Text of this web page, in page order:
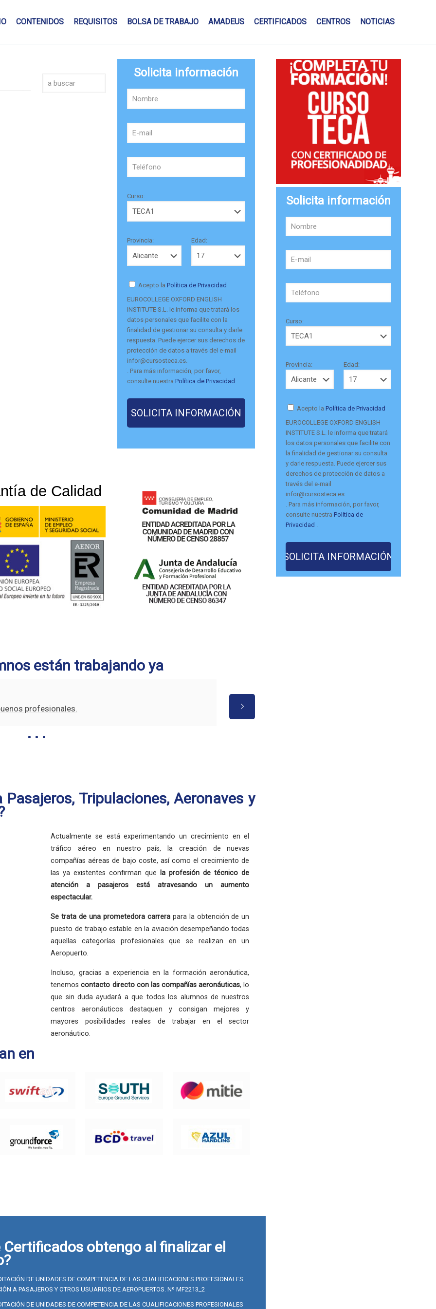
CONTENIDOS REQUISITOS BOLSA DE TRABAJO AMADEUS CERTIFICADOS CENTROS NOTICIAS
Solicita información
Curso:
Provincia: Edad:
Acepto la Política de Privacidad
EUROCOLLEGE OXFORD ENGLISH
INSTITUTE S.L. le informa que tratará los
datos personales que facilite con la
finalidad de gestionar su consulta y darle
respuesta. Puede ejercer sus derechos de
protección de datos a través del e-mail
infor@cursosteca.es.
. Para más información, por favor,
consulte nuestra Política de Privacidad .
de Calidad
están trabajando ya
profesionales.
Tripulaciones, Aeronaves y
Actualmente se está experimentando un crecimiento en el
tráfico aéreo en nuestro país, la creación de nuevas
compañías aéreas de bajo coste, así como el crecimiento de
las ya existentes confirman que
la profesión de técnico de
atención a pasajeros está atravesando un aumento
espectacular.
Se trata de una prometedora carrerapara la obtención de un
puesto de trabajo estable en la aviación desempeñando todas
aquellas categorías profesionales que se realizan en un
Aeropuerto.
Incluso, gracias a experiencia en la formación aeronáutica,
tenemoscontacto directo con las compañías aeronáuticas, lo
que sin duda ayudará a que todos los alumnos de nuestros
centros aeronáuticos destaquen y consigan mejores y
mayores posibilidades reales de trabajar en el sector
aeronáutico.
en
Certificados obtengo al finalizar el
DE UNIDADES DE COMPETENCIA DE LAS CUALIFICACIONES PROFESIONALES
A PASAJEROS Y OTROS USUARIOS DE AEROPUERTOS. Nº MF2213_2
DE UNIDADES DE COMPETENCIA DE LAS CUALIFICACIONES PROFESIONALES
Solicita información
Curso:
Provincia: Edad:
Acepto la Política de Privacidad
EUROCOLLEGE OXFORD ENGLISH
INSTITUTE S.L. le informa que tratará
los datos personales que facilite con
la finalidad de gestionar su consulta
y darle respuesta. Puede ejercer sus
derechos de protección de datos a
través del e-mail
infor@cursosteca.es.
. Para más información, por favor,
consulte nuestraPolítica de
Privacidad